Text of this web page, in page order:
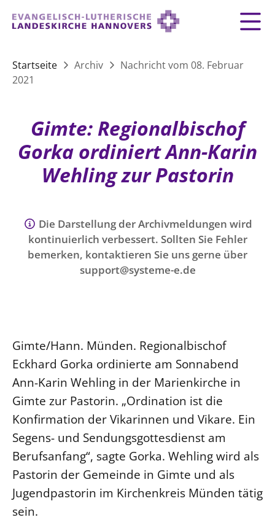
Startseite Archiv
Nachricht vom 08. Februar
2021
Gimte: Regionalbischof
Gorka ordiniert Ann-Karin
Wehling zur Pastorin
Die Darstellung der Archivmeldungen wird
kontinuierlich verbessert. Sollten Sie Fehler
bemerken, kontaktieren Sie uns gerne über
support@systeme-e.de
Gimte/Hann. Münden. Regionalbischof
Eckhard Gorka ordinierte am Sonnabend
Ann-Karin Wehling in der Marienkirche in
Gimte zur Pastorin. „Ordination ist die
Konfirmation der Vikarinnen und Vikare. Ein
Segens- und Sendungsgottesdienst am
Berufsanfang“, sagte Gorka. Wehling wird als
Pastorin der Gemeinde in Gimte und als
Jugendpastorin im Kirchenkreis Münden tätig
sein.
LANDESKIRCHE
LANDESKIRCHE
Bischofsrat
Sprengel und Kirchenkreise der Landeskirche
Hannovers
Organigramm der Landeskirche
Konföderation evangelischer Kirchen in
Niedersachsen
Einrichtungen
LANDESKIRCHENAMT
Willkommen
Kollegium
Abteilungen des Landeskirchenamts
Rechnungsprüfungsamt
Fachstelle Sexualisierte Gewalt
Beschwerdestellen
Kirchenämter
Gleichstellung
SERVICE FÜR GEMEINDEN
DEMOKRATIE STÄRKEN
KIRCHENEINTRITT
SPENDE
KLIMASCHUTZGESETZ
EVERMORE
RÜCKBLICK: KIRCHENTAG IN HANNOVER
TAUFE BIS TRAUER
TAUFE
KONFIRMATION
HOCHZEIT
TRAUER
GLAUBE
FEIERN
10 Gebote
Vater unser
Kirchenmusik
Gesangbuch
Glocken
VERSTEHEN
Positionen
Ökumene
Religionen
IM NOTFALL
HILFE IM ALLTAG
LEBEN & STERBEN
SEELSORGE
MITMACHEN
ZUKUNFT
GESELLSCHAFT & LEBEN
ZUSAMMENLEBEN
Vielfalt
Hilfe für Geflüchtete
Partnerschaft weltweit
Bildung
Friedensethik
Friedensarbeit
Friedensorte
Nachhaltigkeit
Erneuerbare Energien
Mobilität
Naturschutz
Gebäude
Barrierefreiheit
Presse
Freie Stellen
Service für Gemeinden
Suche